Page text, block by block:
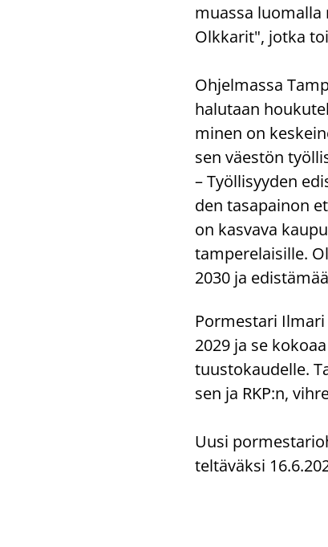
muas­sa
Olk­ka­rit", jotka
Oh­jel­mas­sa
ha­lu­taan
mi­nen on
sen väes­tön
– Työl­li­syy­den
den ta­sa­pai­non
on kas­va­va
tam­pe­re­lai­sil­le.
2030 ja
Por­mes­ta­ri
2029 ja se
tuus­to­kau­del­le.
sen ja RKP:n,
Uusi
tel­tä­väk­si